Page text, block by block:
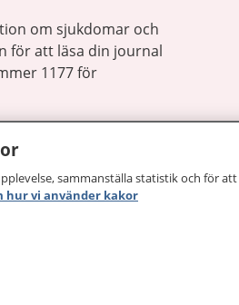
om sjukdomar och
för att läsa din journal
1177 för
sammanställa statistik och för
hur vi använder kakor